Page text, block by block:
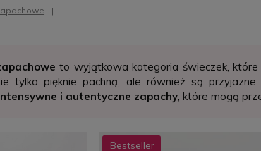
to wyjątkowa kategoria świeczek,
tylko pięknie pachną, ale również są
ntensywne i autentyczne zapachy, które mogą